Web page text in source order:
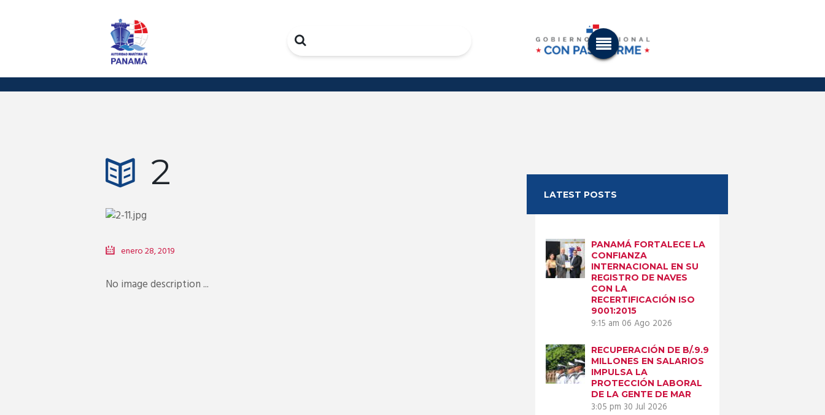
Search
2
enero 28, 2019
No image description ...
LATEST POSTS
PANAMÁ FORTALECE LA
CONFIANZA
INTERNACIONAL EN SU
REGISTRO DE NAVES
CON LA
RECERTIFICACIÓN ISO
9001:2015
9:15 am 06 Ago 2026
RECUPERACIÓN DE B/.9.9
MILLONES EN SALARIOS
IMPULSA LA
PROTECCIÓN LABORAL
DE LA GENTE DE MAR
3:05 pm 30 Jul 2026